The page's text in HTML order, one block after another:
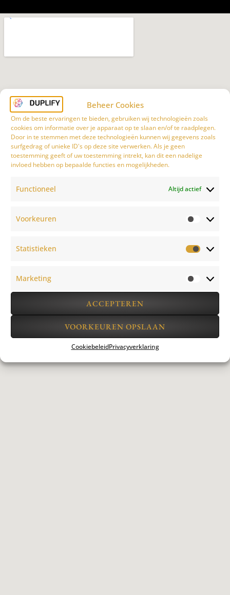
Beheer Cookies
Om de beste ervaringen te bieden, gebruiken wij technologieën zoals
cookies om informatie over je apparaat op te slaan en/of te raadplegen.
Door in te stemmen met deze technologieën kunnen wij gegevens zoals
surfgedrag of unieke ID's op deze site verwerken. Als je geen
toestemming geeft of uw toestemming intrekt, kan dit een nadelige
invloed hebben op bepaalde functies en mogelijkheden.
Functioneel Altijd actief
Voorkeuren
Statistieken
Marketing
ACCEPTEREN
VOORKEUREN OPSLAAN
CookiebeleidPrivacyverklaring